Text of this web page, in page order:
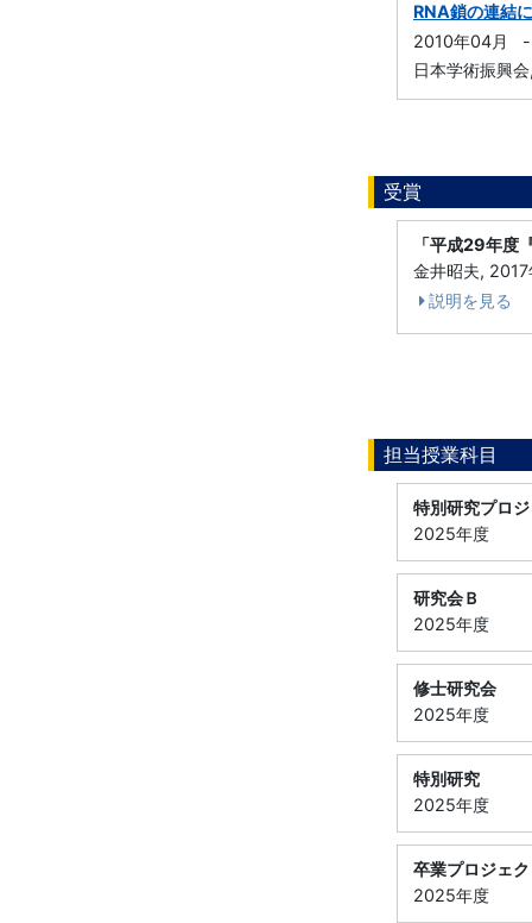
RNA鎖の連結
2010年04月
-
日本学術振興
受賞
「平成29年度
金井昭夫,
説明を見る
担当授業科目
特別研究プロ
2025年度
研究会Ｂ
2025年度
修士研究会
2025年度
特別研究
2025年度
卒業プロジェ
2025年度